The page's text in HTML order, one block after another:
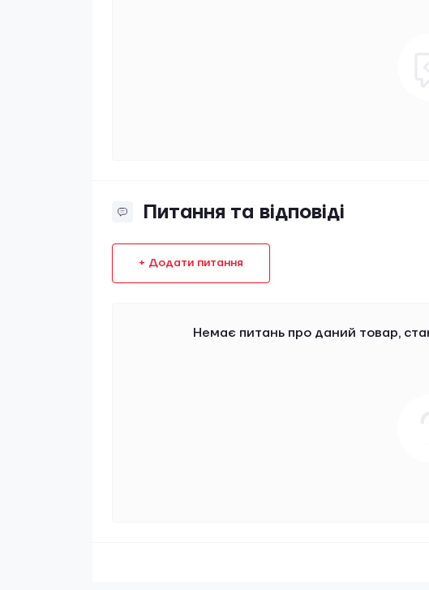
Питання та відповіді
+ Додати питання
Немає питань про даний товар,